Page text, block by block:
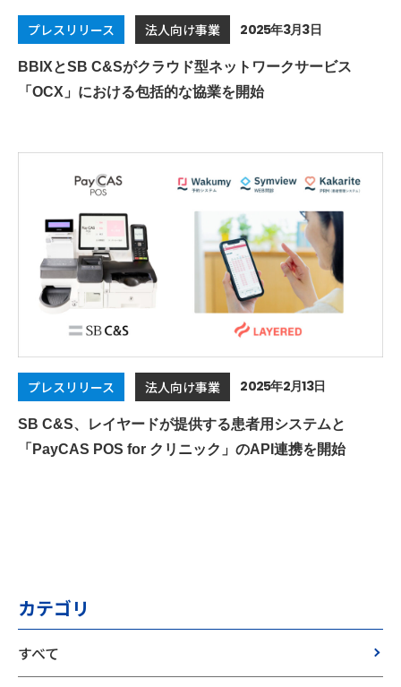
プレスリリース 法人向け事業 2025年3月3日
BBIXとSB C&Sがクラウド型ネットワークサービス
「OCX」における包括的な協業を開始
プレスリリース 法人向け事業 2025年2月13日
SB C&S、レイヤードが提供する患者用システムと
「PayCAS POS for クリニック」のAPI連携を開始
カテゴリ
すべて